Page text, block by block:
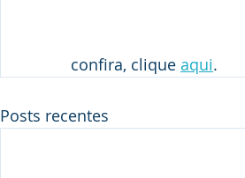
confira, clique aqui.
Posts recentes